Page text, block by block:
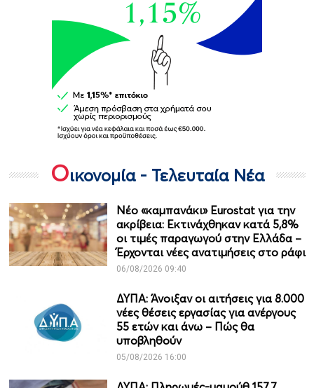
Οικονομία - Τελευταία Νέα
Νέο «καμπανάκι» Eurostat για την
ακρίβεια: Εκτινάχθηκαν κατά 5,8%
οι τιμές παραγωγού στην Ελλάδα –
Έρχονται νέες ανατιμήσεις στο ράφι
06/08/2026 09:40
ΔΥΠΑ: Άνοιξαν οι αιτήσεις για 8.000
νέες θέσεις εργασίας για ανέργους
55 ετών και άνω – Πώς θα
υποβληθούν
05/08/2026 16:00